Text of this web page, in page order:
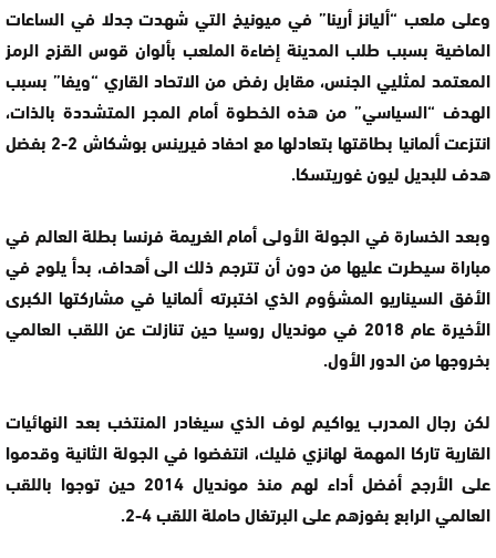
وعلى ملعب “أليانز أرينا” في ميونيخ التي شهدت جدلا في الساعات
الماضية بسبب طلب المدينة إضاءة الملعب بألوان قوس القزح الرمز
المعتمد لمثليي الجنس، مقابل رفض من الاتحاد القاري “ويفا” بسبب
الهدف “السياسي” من هذه الخطوة أمام المجر المتشددة بالذات،
انتزعت ألمانيا بطاقتها بتعادلها مع احفاد فيرينس بوشكاش 2-2 بفضل
هدف للبديل ليون غوريتسكا.
وبعد الخسارة في الجولة الأولى أمام الغريمة فرنسا بطلة العالم في
مباراة سيطرت عليها من دون أن تترجم ذلك الى أهداف، بدأ يلوح في
الأفق السيناريو المشؤوم الذي اختبرته ألمانيا في مشاركتها الكبرى
الأخيرة عام 2018 في مونديال روسيا حين تنازلت عن اللقب العالمي
بخروجها من الدور الأول.
لكن رجال المدرب يواكيم لوف الذي سيغادر المنتخب بعد النهائيات
القارية تاركا المهمة لهانزي فليك، انتفضوا في الجولة الثانية وقدموا
على الأرجح أفضل أداء لهم منذ مونديال 2014 حين توجوا باللقب
العالمي الرابع بفوزهم على البرتغال حاملة اللقب 4-2.